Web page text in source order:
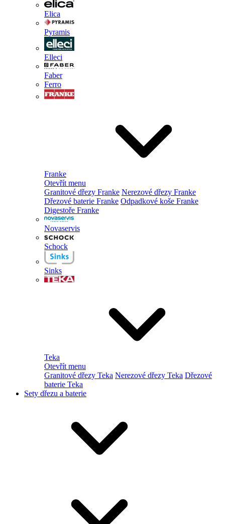
Elica
Pyramis
Elleci
Faber
Ferro
Franke
Otevřít menu
Granitové dřezy Franke Nerezové dřezy Franke
Dřezové baterie Franke Odpadkové koše Franke
Digestoře Franke
Novaservis
Schock
Sinks
Teka
Otevřít menu
Granitové dřezy Teka Nerezové dřezy Teka Dřezové
baterie Teka
Sety dřezu a baterie